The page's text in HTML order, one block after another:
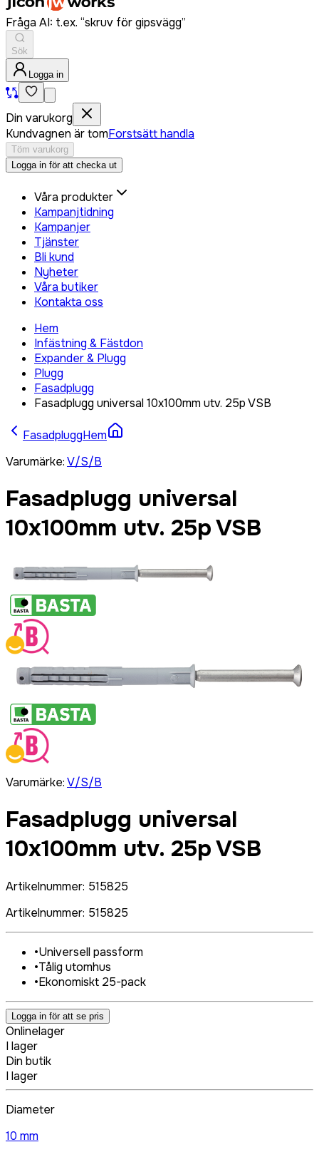
Fråga AI: t.ex. “skruv för gipsvägg”
Sök
Logga in
Din varukorg
Kundvagnen är tomForstsätt handla
Töm varukorg
Logga in för att checka ut
Våra produkter
Kampanjtidning
Kampanjer
Tjänster
Bli kund
Nyheter
Våra butiker
Kontakta oss
Hem
Infästning & Fästdon
Expander & Plugg
Plugg
Fasadplugg
Fasadplugg universal 10x100mm utv. 25p VSB
FasadpluggHem
Varumärke:V/S/B
Fasadplugg universal
10x100mm utv. 25p VSB
Varumärke:V/S/B
Fasadplugg universal
10x100mm utv. 25p VSB
Artikelnummer: 515825
Artikelnummer: 515825
•Universell passform
•Tålig utomhus
•Ekonomiskt 25-pack
Logga in för att se pris
Onlinelager
I lager
Din butik
I lager
Diameter
10 mm